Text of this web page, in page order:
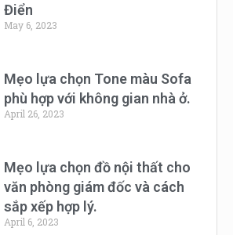
Điển
May 6, 2023
Mẹo lựa chọn Tone màu Sofa
phù hợp với không gian nhà ở.
April 26, 2023
Mẹo lựa chọn đồ nội thất cho
văn phòng giám đốc và cách
sắp xếp hợp lý.
April 6, 2023